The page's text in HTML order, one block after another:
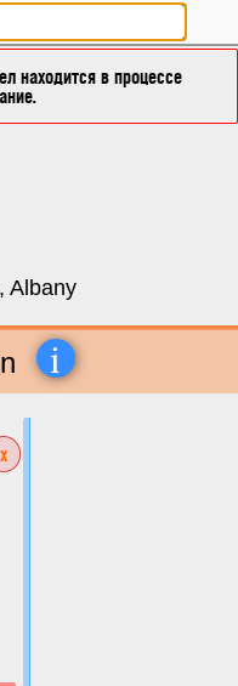
находится в процессе
Albany
i
x